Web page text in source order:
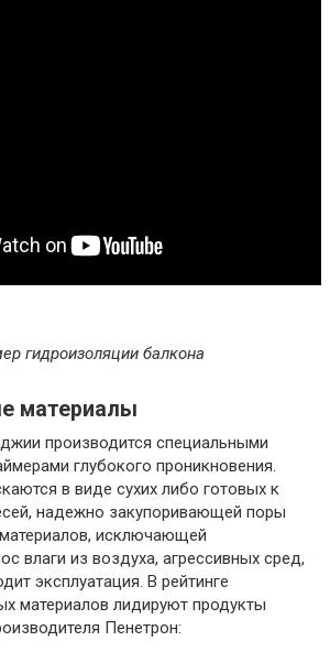
гидроизоляции балкона
материалы
производится специальными
глубокого проникновения.
в виде сухих либо готовых к
надежно закупоривающей поры
исключающей
влаги из воздуха, агрессивных сред,
эксплуатация. В рейтинге
материалов лидируют продукты
Пенетрон: